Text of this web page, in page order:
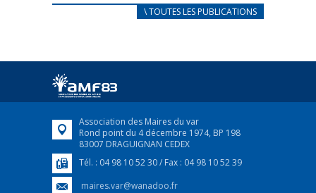
CARNET D’ACCUEIL
Afin d’accompagner au mieux les réfugiés
FEUILLETER
\ TOUTES LES PUBLICATIONS
Association des Maires du var
Rond point du 4 décembre 1974, BP 198
83007 DRAGUIGNAN CEDEX
Tél. : 04 98 10 52 30 / Fax : 04 98 10 52 39
maires.var@wanadoo.fr